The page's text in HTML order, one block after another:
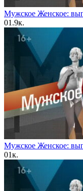
Мужское Женское:
01.9к.
Мужское Женское:
01к.